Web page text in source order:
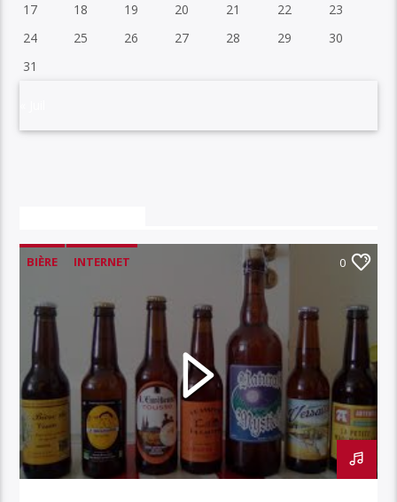
17
18 19 20 21 22
23
24
25 26 27 28 29
30
31
BIÈRE INTERNET 0